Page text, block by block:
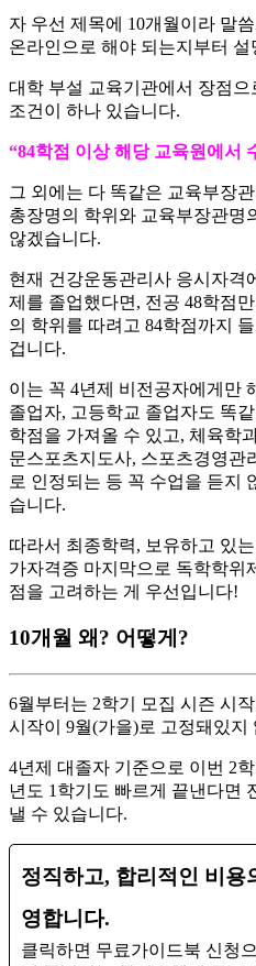
자 우선 제목에 10개월이라 말
온라인으로 해야 되는지부터 설
대학 부설 교육기관에서 장점
조건이 하나 있습니다.
“84학점 이상 해당 교육원에서
그 외에는 다 똑같은 교육부장
총장명의 학위와 교육부장관명
않겠습니다.
현재 건강운동관리사 응시자격
제를 졸업했다면, 전공 48학점
의 학위를 따려고 84학점까지
겁니다.
이는 꼭 4년제 비전공자에게만
졸업자, 고등학교 졸업자도 똑
학점을 가져올 수 있고, 체육학
문스포츠지도사, 스포츠경영관
로 인정되는 등 꼭 수업을 듣지
습니다.
따라서 최종학력, 보유하고 있
가자격증 마지막으로 독학학위
점을 고려하는 게 우선입니다!
10개월 왜? 어떻게?
6월부터는 2학기 모집 시즌 시
시작이 9월(가을)로 고정돼있지
​4년제 대졸자 기준으로 이번 2
년도 1학기도 빠르게 끝낸다면
낼 수 있습니다.
정직하고, 합리적인 비용
영합니다.
클릭하면 무료가이드북 신청